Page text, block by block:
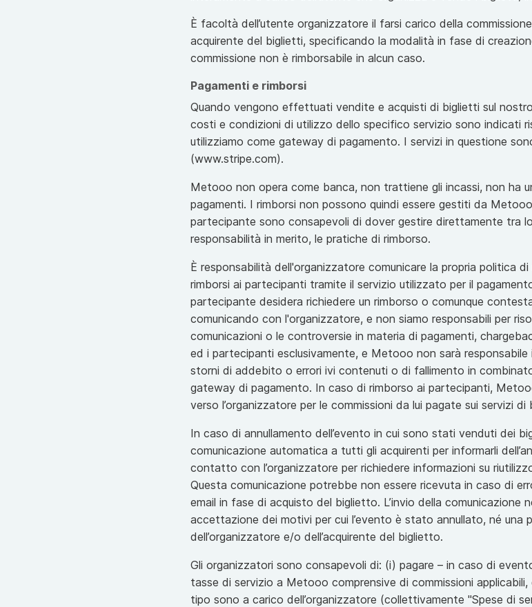
È facoltà dell’utente organizzatore il farsi carico della
acquirente del biglietti, specificando la modalità in fase di
commissione non è rimborsabile in alcun caso.
Pagamenti e rimborsi
Quando vengono effettuati vendite e acquisti di biglietti sul
costi e condizioni di utilizzo dello specifico servizio sono indicati
utilizziamo come gateway di pagamento. I servizi in questione
(www.stripe.com).
Metooo non opera come banca, non trattiene gli incassi, non ha
pagamenti. I rimborsi non possono quindi essere gestiti da
partecipante sono consapevoli di dover gestire direttamente tra
responsabilità in merito, le pratiche di rimborso.
È responsabilità dell'organizzatore comunicare la propria politica
rimborsi ai partecipanti tramite il servizio utilizzato per il
partecipante desidera richiedere un rimborso o comunque
comunicando con l'organizzatore, e non siamo responsabili per
comunicazioni o le controversie in materia di pagamenti,
ed i partecipanti esclusivamente, e Metooo non sarà responsabile
storni di addebito o errori ivi contenuti o di fallimento in
gateway di pagamento. In caso di rimborso ai partecipanti,
verso l’organizzatore per le commissioni da lui pagate sui servizi
In caso di annullamento dell’evento in cui sono stati venduti dei
comunicazione automatica a tutti gli acquirenti per informarli
contatto con l’organizzatore per richiedere informazioni su
Questa comunicazione potrebbe non essere ricevuta in caso di
email in fase di acquisto del biglietto. L’invio della comunicazione
accettazione dei motivi per cui l’evento è stato annullato, né una
dell’organizzatore e/o dell’acquirente del biglietto.
Gli organizzatori sono consapevoli di: (i) pagare – in caso di
tasse di servizio a Metooo comprensive di commissioni
tipo sono a carico dell’organizzatore (collettivamente "Spese di